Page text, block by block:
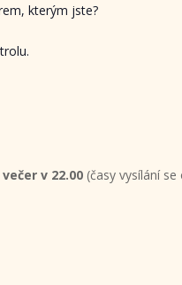
kterým jste?
v 22.00 (časy vysílání